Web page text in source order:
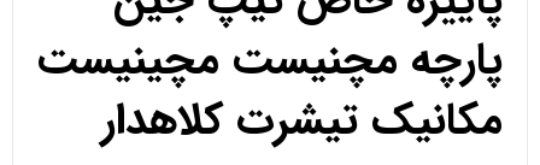
پارچه مچنیست مچینیست
مکانیک تیشرت کلاهدار